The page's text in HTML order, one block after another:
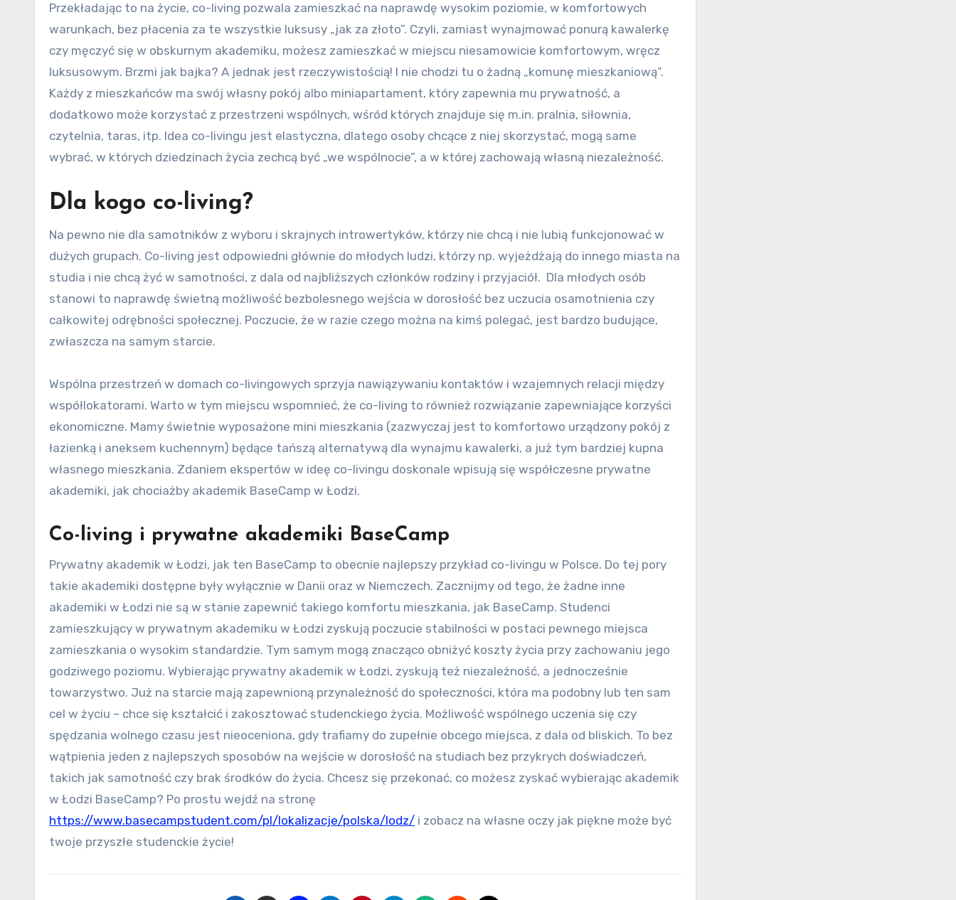
Przekładając to na życie, co-living pozwala zamieszkać na naprawdę wysokim poziomie, w komfortowych
warunkach, bez płacenia za te wszystkie luksusy „jak za złoto”. Czyli, zamiast wynajmować ponurą kawalerkę
czy męczyć się w obskurnym akademiku, możesz zamieszkać w miejscu niesamowicie komfortowym, wręcz
luksusowym. Brzmi jak bajka? A jednak jest rzeczywistością! I nie chodzi tu o żadną „komunę mieszkaniową”.
Każdy z mieszkańców ma swój własny pokój albo miniapartament, który zapewnia mu prywatność, a
dodatkowo może korzystać z przestrzeni wspólnych, wśród których znajduje się m.in. pralnia, siłownia,
czytelnia, taras, itp. Idea co-livingu jest elastyczna, dlatego osoby chcące z niej skorzystać, mogą same
wybrać, w których dziedzinach życia zechcą być „we wspólnocie”, a w której zachowają własną niezależność.
Dla kogo co-living?
Na pewno nie dla samotników z wyboru i skrajnych introwertyków, którzy nie chcą i nie lubią funkcjonować w
dużych grupach. Co-living jest odpowiedni głównie do młodych ludzi, którzy np. wyjeżdżają do innego miasta na
studia i nie chcą żyć w samotności, z dala od najbliższych członków rodziny i przyjaciół. Dla młodych osób
stanowi to naprawdę świetną możliwość bezbolesnego wejścia w dorosłość bez uczucia osamotnienia czy
całkowitej odrębności społecznej. Poczucie, że w razie czego można na kimś polegać, jest bardzo budujące,
zwłaszcza na samym starcie.
Wspólna przestrzeń w domach co-livingowych sprzyja nawiązywaniu kontaktów i wzajemnych relacji między
współlokatorami. Warto w tym miejscu wspomnieć, że co-living to również rozwiązanie zapewniające korzyści
ekonomiczne. Mamy świetnie wyposażone mini mieszkania (zazwyczaj jest to komfortowo urządzony pokój z
łazienką i aneksem kuchennym) będące tańszą alternatywą dla wynajmu kawalerki, a już tym bardziej kupna
własnego mieszkania. Zdaniem ekspertów w ideę co-livingu doskonale wpisują się współczesne prywatne
akademiki, jak chociażby akademik BaseCamp w Łodzi.
Co-living i prywatne akademiki BaseCamp
Prywatny akademik w Łodzi, jak ten BaseCamp to obecnie najlepszy przykład co-livingu w Polsce. Do tej pory
takie akademiki dostępne były wyłącznie w Danii oraz w Niemczech. Zacznijmy od tego, że żadne inne
akademiki w Łodzi nie są w stanie zapewnić takiego komfortu mieszkania, jak BaseCamp. Studenci
zamieszkujący w prywatnym akademiku w Łodzi zyskują poczucie stabilności w postaci pewnego miejsca
zamieszkania o wysokim standardzie. Tym samym mogą znacząco obniżyć koszty życia przy zachowaniu jego
godziwego poziomu. Wybierając prywatny akademik w Łodzi, zyskują też niezależność, a jednocześnie
towarzystwo. Już na starcie mają zapewnioną przynależność do społeczności, która ma podobny lub ten sam
cel w życiu – chce się kształcić i zakosztować studenckiego życia. Możliwość wspólnego uczenia się czy
spędzania wolnego czasu jest nieoceniona, gdy trafiamy do zupełnie obcego miejsca, z dala od bliskich. To bez
wątpienia jeden z najlepszych sposobów na wejście w dorosłość na studiach bez przykrych doświadczeń,
takich jak samotność czy brak środków do życia. Chcesz się przekonać, co możesz zyskać wybierając akademik
w Łodzi BaseCamp? Po prostu wejdź na stronę
https://www.basecampstudent.com/pl/lokalizacje/polska/lodz/ i zobacz na własne oczy jak piękne może być
twoje przyszłe studenckie życie!